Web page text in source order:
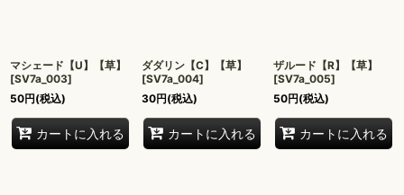
マシェード【U】【草】
[SV7a_003]
50円(税込)
カートに入れる
ダダリン【C】【草】
[SV7a_004]
30円(税込)
カートに入れる
ザルード【R】【草】
[SV7a_005]
50円(税込)
カートに入れる